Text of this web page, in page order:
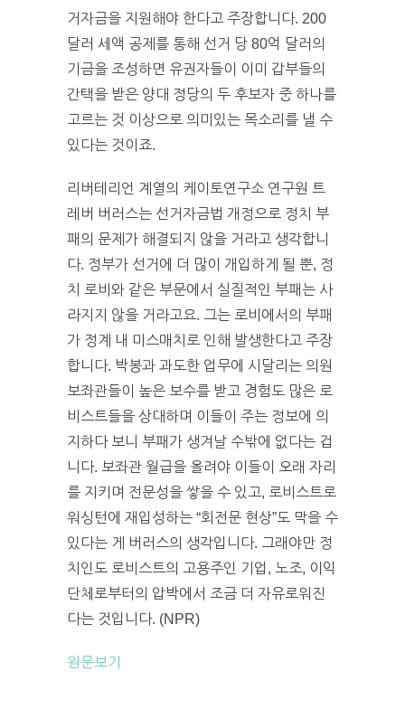
거자금을 지원해야 한다고 주장합니다. 200
달러 세액 공제를 통해 선거 당 80억 달러의
기금을 조성하면 유권자들이 이미 갑부들의
간택을 받은 양대 정당의 두 후보자 중 하나를
고르는 것 이상으로 의미있는 목소리를 낼 수
있다는 것이죠.
리버테리언 계열의 케이토연구소 연구원 트
레버 버러스는 선거자금법 개정으로 정치 부
패의 문제가 해결되지 않을 거라고 생각합니
다. 정부가 선거에 더 많이 개입하게 될 뿐, 정
치 로비와 같은 부문에서 실질적인 부패는 사
라지지 않을 거라고요. 그는 로비에서의 부패
가 정계 내 미스매치로 인해 발생한다고 주장
합니다. 박봉과 과도한 업무에 시달리는 의원
보좌관들이 높은 보수를 받고 경험도 많은 로
비스트들을 상대하며 이들이 주는 정보에 의
지하다 보니 부패가 생겨날 수밖에 없다는 겁
니다. 보좌관 월급을 올려야 이들이 오래 자리
를 지키며 전문성을 쌓을 수 있고, 로비스트로
워싱턴에 재입성하는 “회전문 현상”도 막을 수
있다는 게 버러스의 생각입니다. 그래야만 정
치인도 로비스트의 고용주인 기업, 노조, 이익
단체로부터의 압박에서 조금 더 자유로워진
다는 것입니다. (NPR)
원문보기